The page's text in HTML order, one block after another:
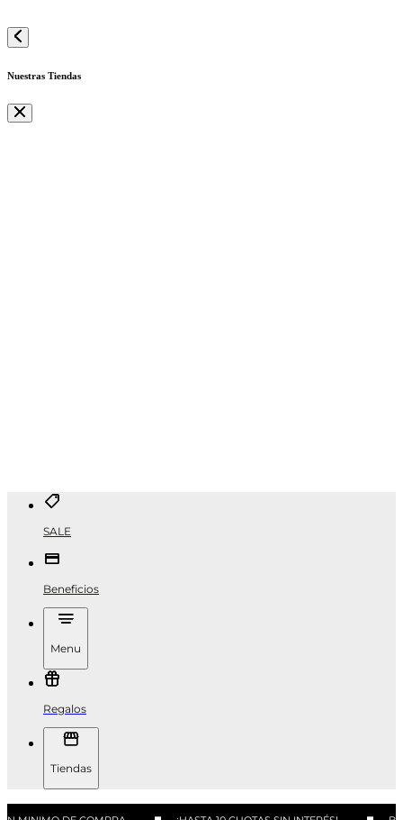
Nuestras Tiendas
SALE
Beneficios
Menu
Regalos
Tiendas